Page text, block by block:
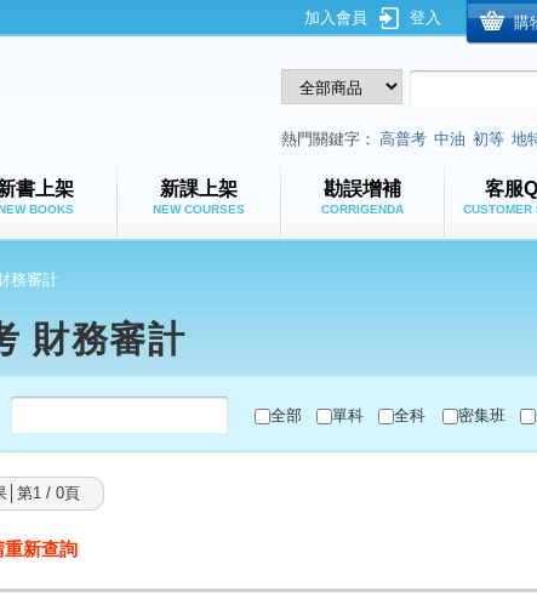
購
登入
加入會員
公職網路書店
熱門關鍵字： 高普考 中油 初等 地
書上架
BOOKS
新課上架
NEW COURSES
勘誤增補
CORRIGENDA
客服
CUSTOMER
務審計
財務審計
全部 單科 全科 密集班
│第1 / 0頁
新查詢